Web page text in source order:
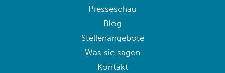
Presseschau
Blog
Stellenangebote
Was sie sagen
Kontakt